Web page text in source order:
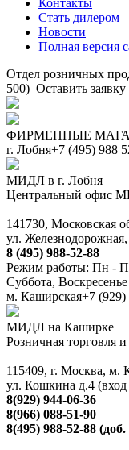
Контакты
Стать дилером
Новости
Полная версия
Отдел розничных
500) Оставить заявку
ФИРМЕННЫЕ
г. Лобня+7 (495) 988
МИДЛ в г. Лобня
Центральный офис
141730, Московская
ул.
8 (495) 988-52-88
Режим работы: Пн -
Суббота,
м. Каширская+7 (929)
МИДЛ на Каширке
Розничная торговля
115409, г. Москва, м.
ул. Кошкина д.4
8(929) 944-06-36
8(966) 088-51-90
8(495) 988-52-88 (доб.